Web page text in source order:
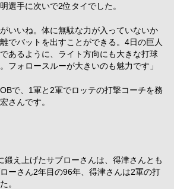
選手に次いで2位タイでした。
いいね。体に無駄な力が入っていないか
でバットを出すことができる。4日の巨人
あるように、ライト方向にも大きな打球
フォロースルーが大きいのも魅力です」
で、1軍と2軍でロッテの打撃コーチを務
さんです。
え上げたサブローさんは、得津さんとも
ーさん2年目の96年、得津さんは2軍の打
。